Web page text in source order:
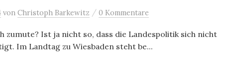
von Christoph Barkewitz / 0 Kommentare
zumute? Ist ja nicht so, dass die Landespolitik sich nicht
Im Landtag zu Wiesbaden steht be...